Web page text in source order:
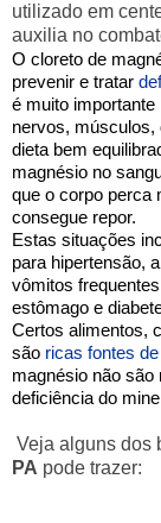
utilizado em
auxilia no
O cloreto de
prevenir e tratar
é muito
nervos, músculos,
dieta bem
magnésio no
que o corpo perca
consegue repor.
Estas situações
para hipertensão,
vômitos
estômago e
Certos alimentos,
são ricas fontes
magnésio não
deficiência do
Veja alguns dos
PA pode trazer: